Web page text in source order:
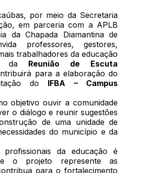
por meio da Secretaria
em parceria com a APLB
da Chapada Diamantina de
professores, gestores,
trabalhadores da educação
da Reunião de Escuta
para a elaboração do
do IFBA – Campus
objetivo ouvir a comunidade
o diálogo e reunir sugestões
de uma unidade de
do município e da
da educação é
o projeto represente as
para o fortalecimento